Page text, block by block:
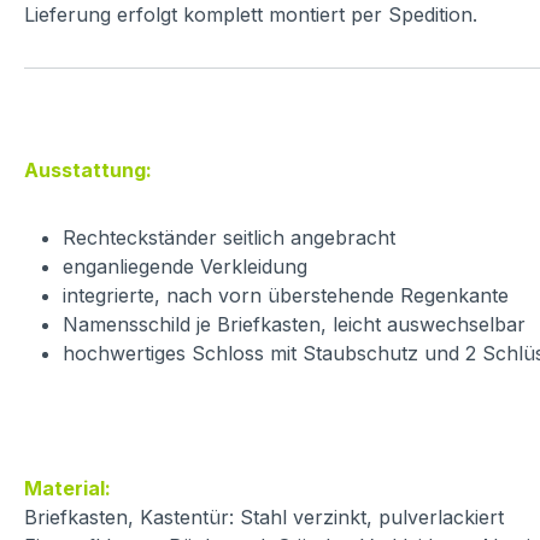
Lieferung erfolgt komplett montiert per Spedition.
Ausstattung:
Rechteckständer seitlich angebracht
enganliegende Verkleidung
integrierte, nach vorn überstehende Regenkante
Namensschild je Briefkasten, leicht auswechselbar
hochwertiges Schloss mit Staubschutz und 2
Material:
Briefkasten, Kastentür: Stahl verzinkt, pulverlackiert